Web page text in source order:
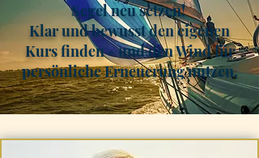
Segel neu setzen!
Klar und bewusst den eigenen
Kurs finden - und den Wind für
persönliche Erneuerung nutzen.